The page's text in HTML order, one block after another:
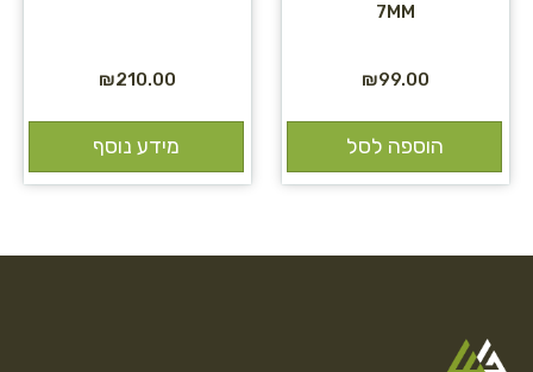
7MM
₪99.00
הוספה לסל
₪210.00
מידע נוסף